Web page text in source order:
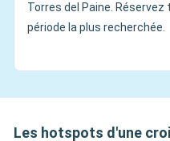
Torres del Paine. Réservez
période la plus recherchée.
Les hotspots d'une